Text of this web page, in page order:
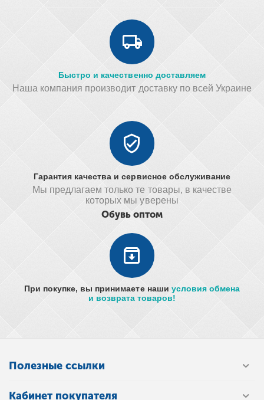
Быстро и качественно доставляем
Наша компания производит доставку по всей Украине
Гарантия качества и сервисное обслуживание
Мы предлагаем только те товары, в качестве
которых мы уверены
Обувь оптом
При покупке, вы принимаете наши условия обмена
и возврата товаров!
Полезные ссылки
Кабинет покупателя